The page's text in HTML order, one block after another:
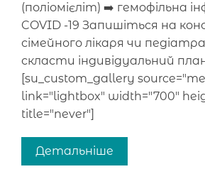
(поліомієліт) ➡️ гемофільна
COVID -19 Запишіться на
сімейного лікаря чи
скласти індивідуальний
[su_custom_gallery
link="lightbox" width="700"
title="never"]
Детальніше